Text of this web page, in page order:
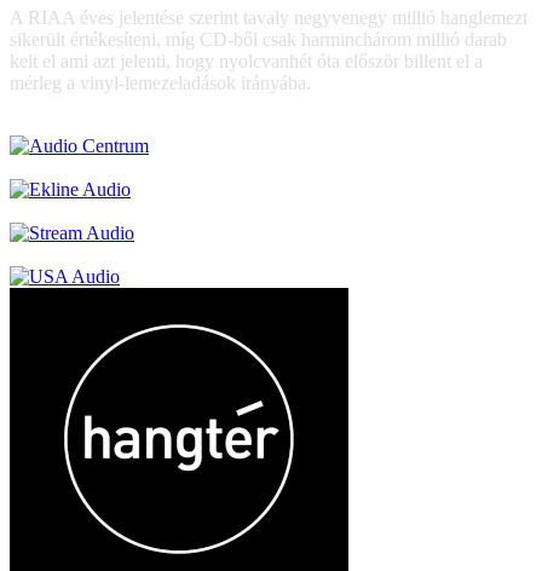
A RIAA éves jelentése szerint tavaly negyvenegy millió hanglemezt
sikerült értékesíteni, míg CD-ből csak harminchárom millió darab
kelt el ami azt jelenti, hogy nyolcvanhét óta először billent el a
mérleg a vinyl-lemezeladások irányába.